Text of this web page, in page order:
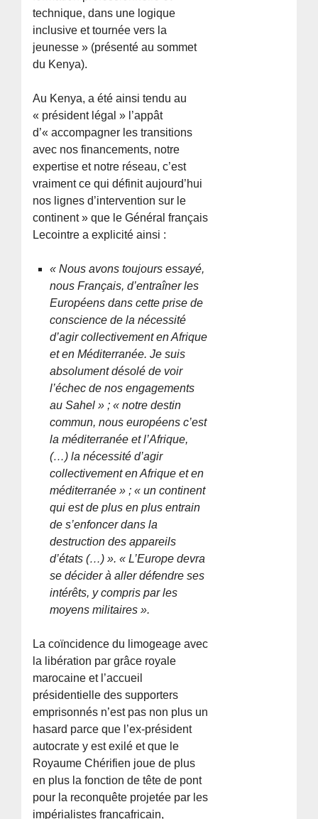
technique, dans une logique
inclusive et tournée vers la
jeunesse » (présenté au sommet
du Kenya).
Au Kenya, a été ainsi tendu au
« président légal » l’appât
d’« accompagner les transitions
avec nos financements, notre
expertise et notre réseau, c’est
vraiment ce qui définit aujourd’hui
nos lignes d’intervention sur le
continent » que le Général français
Lecointre a explicité ainsi :
« Nous avons toujours essayé,
nous Français, d’entraîner les
Européens dans cette prise de
conscience de la nécessité
d’agir collectivement en Afrique
et en Méditerranée. Je suis
absolument désolé de voir
l’échec de nos engagements
au Sahel » ; « notre destin
commun, nous européens c’est
la méditerranée et l’Afrique,
(…) la nécessité d’agir
collectivement en Afrique et en
méditerranée » ; « un continent
qui est de plus en plus entrain
de s’enfoncer dans la
destruction des appareils
d’états (…) ». « L’Europe devra
se décider à aller défendre ses
intérêts, y compris par les
moyens militaires ».
La coïncidence du limogeage avec
la libération par grâce royale
marocaine et l’accueil
présidentielle des supporters
emprisonnés n’est pas non plus un
hasard parce que l’ex-président
autocrate y est exilé et que le
Royaume Chérifien joue de plus
en plus la fonction de tête de pont
pour la reconquête projetée par les
impérialistes françafricain,